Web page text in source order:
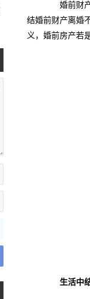
婚前财产
结婚前财产离婚
义，婚前房产若
生活中